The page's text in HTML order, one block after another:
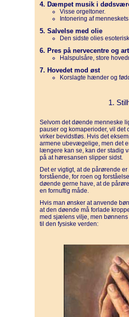
4. Dæmpet musik i
Visse orgeltoner.
Intonering af
5. Salvelse med olie
Den sidste olies
6. Pres på nervecentre og
Halspulsåre, store
7. Hovedet mod øst
Korslagte hænder og
1.
Selvom det døende menneske
pauser og komaperioder, vil
virker bevidstløs. Hvis det
armene ubevægelige, men det
længere kan se, kan der stadig
på at høresansen slipper sidst.
Det er vigtigt, at de pårørende
forstående, for roen og
døende gerne have, at de
en fornuftig måde.
Hvis man ønsker at anvende
at den døende må forlade
med sjælens vilje, men
til den fysiske verden: